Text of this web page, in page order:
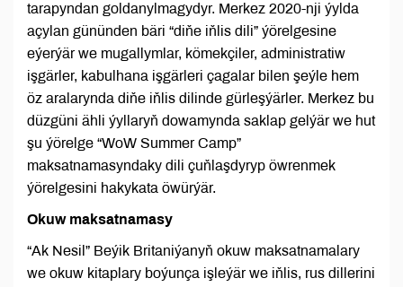
tarapyndan goldanylmagydyr. Merkez 2020-nji ýylda
açylan gününden bäri “diňe iňlis dili” ýörelgesine
eýerýär we mugallymlar, kömekçiler, administratiw
işgärler, kabulhana işgärleri çagalar bilen şeýle hem
öz aralarynda diňe iňlis dilinde gürleşýärler. Merkez bu
düzgüni ähli ýyllaryň dowamynda saklap gelýär we hut
şu ýörelge “WoW Summer Camp”
maksatnamasyndaky dili çuňlaşdyryp öwrenmek
ýörelgesini hakykata öwürýär.
Okuw maksatnamasy
“Ak Nesil” Beýik Britaniýanyň okuw maksatnamalary
we okuw kitaplary boýunça işleýär we iňlis, rus dillerini